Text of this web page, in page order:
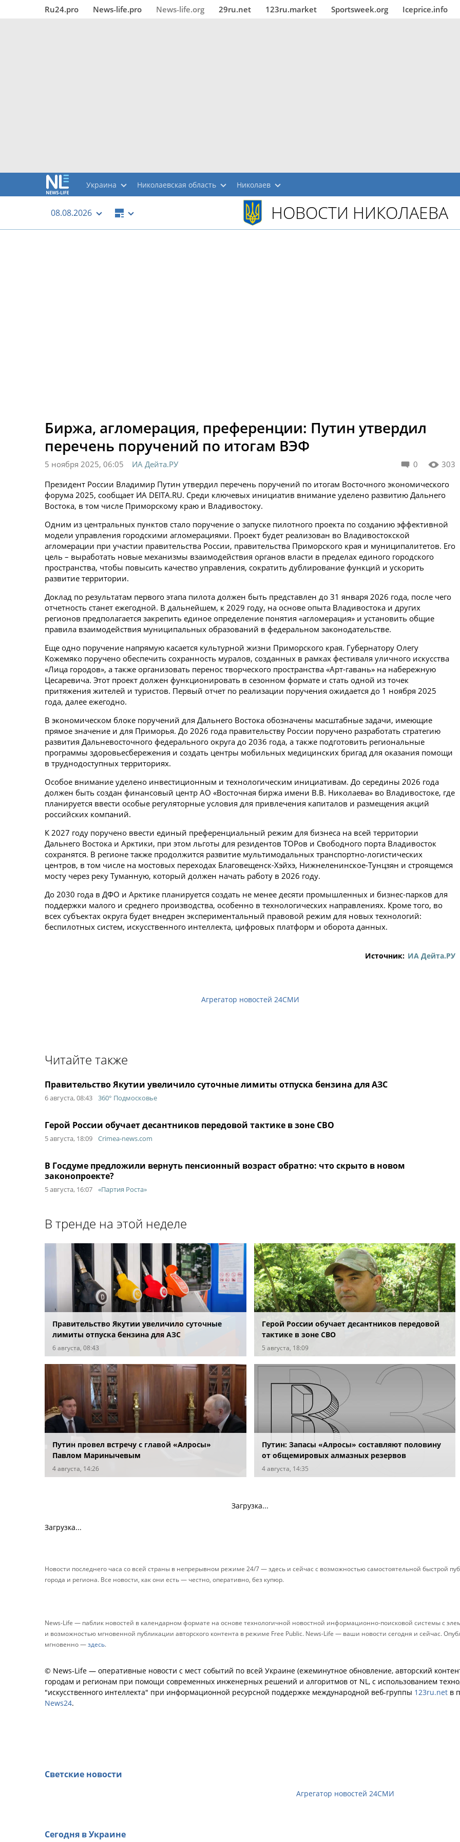
Ru24.pro News‑life.pro News‑life.org 29ru.net 123ru.market Sportsweek.org Iceprice.info
Украина Николаевская область Николаев
08.08.2026 НОВОСТИ НИКОЛАЕВА
Биржа, агломерация, преференции: Путин утвердил
перечень поручений по итогам ВЭФ
0 303
5 ноября 2025, 06:05
ИА Дейта.РУ
Президент России Владимир Путин утвердил перечень поручений по итогам Восточного экономического
форума 2025, сообщает ИА DEITA.RU. Среди ключевых инициатив внимание уделено развитию Дальнего
Востока, в том числе Приморскому краю и Владивостоку.
Одним из центральных пунктов стало поручение о запуске пилотного проекта по созданию эффективной
модели управления городскими агломерациями. Проект будет реализован во Владивостокской
агломерации при участии правительства России, правительства Приморского края и муниципалитетов. Его
цель – выработать новые механизмы взаимодействия органов власти в пределах единого городского
пространства, чтобы повысить качество управления, сократить дублирование функций и ускорить
развитие территории.
Доклад по результатам первого этапа пилота должен быть представлен до 31 января 2026 года, после чего
отчетность станет ежегодной. В дальнейшем, к 2029 году, на основе опыта Владивостока и других
регионов предполагается закрепить единое определение понятия «агломерация» и установить общие
правила взаимодействия муниципальных образований в федеральном законодательстве.
Еще одно поручение напрямую касается культурной жизни Приморского края. Губернатору Олегу
Кожемяко поручено обеспечить сохранность муралов, созданных в рамках фестиваля уличного искусства
«Лица городов», а также организовать перенос творческого пространства «Арт-гавань» на набережную
Цесаревича. Этот проект должен функционировать в сезонном формате и стать одной из точек
притяжения жителей и туристов. Первый отчет по реализации поручения ожидается до 1 ноября 2025
года, далее ежегодно.
В экономическом блоке поручений для Дальнего Востока обозначены масштабные задачи, имеющие
прямое значение и для Приморья. До 2026 года правительству России поручено разработать стратегию
развития Дальневосточного федерального округа до 2036 года, а также подготовить региональные
программы здоровьесбережения и создать центры мобильных медицинских бригад для оказания помощи
в труднодоступных территориях.
Особое внимание уделено инвестиционным и технологическим инициативам. До середины 2026 года
должен быть создан финансовый центр АО «Восточная биржа имени В.В. Николаева» во Владивостоке, где
планируется ввести особые регуляторные условия для привлечения капиталов и размещения акций
российских компаний.
К 2027 году поручено ввести единый преференциальный режим для бизнеса на всей территории
Дальнего Востока и Арктики, при этом льготы для резидентов ТОРов и Свободного порта Владивосток
сохранятся. В регионе также продолжится развитие мультимодальных транспортно-логистических
центров, в том числе на мостовых переходах Благовещенск-Хэйхэ, Нижнеленинское-Тунцзян и строящемся
мосту через реку Туманную, который должен начать работу в 2026 году.
До 2030 года в ДФО и Арктике планируется создать не менее десяти промышленных и бизнес-парков для
поддержки малого и среднего производства, особенно в технологических направлениях. Кроме того, во
всех субъектах округа будет внедрен экспериментальный правовой режим для новых технологий:
беспилотных систем, искусственного интеллекта, цифровых платформ и оборота данных.
Источник: ИА Дейта.РУ
Агрегатор новостей 24СМИ
Читайте также
Правительство Якутии увеличило суточные лимиты отпуска бензина для АЗС
6 августа, 08:43 360° Подмосковье
Герой России обучает десантников передовой тактике в зоне СВО
5 августа, 18:09 Crimea-news.com
В Госдуме предложили вернуть пенсионный возраст обратно: что скрыто в новом
законопроекте?
5 августа, 16:07 «Партия Роста»
В тренде на этой неделе
Правительство Якутии увеличило суточные
лимиты отпуска бензина для АЗС
6 августа, 08:43
Герой России обучает десантников передовой
тактике в зоне СВО
5 августа, 18:09
Путин провел встречу с главой «Алросы»
Павлом Маринычевым
4 августа, 14:26
Путин: Запасы «Алросы» составляют половину
от общемировых алмазных резервов
4 августа, 14:35
Загрузка...
Загрузка...
Новости последнего часа со всей страны в непрерывном режиме 24/7 — здесь и сейчас с возможностью самостоятельной быстрой
города и региона. Все новости, как они есть — честно, оперативно, без купюр.
News-Life — паблик новостей в календарном формате на основе технологичной новостной информационно-поисковой системы с
и возможностью мгновенной публикации авторского контента в режиме Free Public. News-Life — ваши новости сегодня и сейчас.
мгновенно —здесь.
© News-Life — оперативные новости с мест событий по всей Украине (ежеминутное обновление, авторский
городам и регионам при помощи современных инженерных решений и алгоритмов от NL, с использованием
"искусственного интеллекта" при информационной ресурсной поддержке международной веб-группы 123ru.net в
News24.
Светские новости
Агрегатор новостей 24СМИ
Сегодня в Украине